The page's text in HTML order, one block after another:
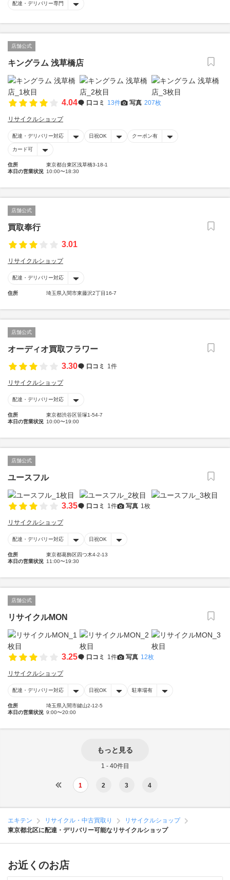
配達・デリバリー専門
店舗公式
キングラム 浅草橋店
4.04 口コミ 13件 写真 207枚
リサイクルショップ
配達・デリバリー対応 日祝OK クーポン有
カード可
住所
東京都台東区浅草橋3-18-1
本日の営業状況 10:00〜18:30
店舗公式
買取奉行
3.01
リサイクルショップ
配達・デリバリー対応
住所 埼玉県入間市東藤沢2丁目16-7
店舗公式
オーディオ買取フラワー
3.30
口コミ 1件
リサイクルショップ
配達・デリバリー対応
住所
東京都渋谷区笹塚1-54-7
本日の営業状況 10:00〜19:00
店舗公式
ユースフル
3.35 口コミ 1件 写真 1枚
リサイクルショップ
配達・デリバリー対応 日祝OK
住所
東京都葛飾区四つ木4-2-13
本日の営業状況 11:00〜19:30
店舗公式
リサイクルMON
3.25 口コミ 1件 写真 12枚
リサイクルショップ
配達・デリバリー対応 日祝OK 駐車場有
住所
埼玉県入間市鍵山2-12-5
本日の営業状況 9:00〜20:00
もっと見る
1 - 40件目
1 2 3 4
エキテン リサイクル・中古買取り
リサイクルショップ
東京都北区に配達・デリバリー可能なリサイクルショップ
お近くのお店